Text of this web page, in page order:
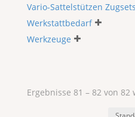
Vario-Sattelstützen Zugsets
Werkstattbedarf
Werkzeuge
Ergebnisse 81 – 82 von